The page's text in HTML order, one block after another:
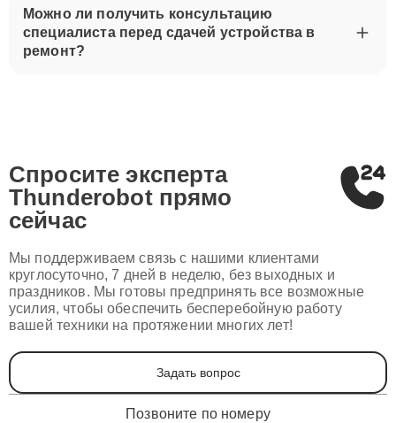
Можно ли получить консультацию
специалиста перед сдачей устройства в
ремонт?
Спросите эксперта
Thunderobot прямо
сейчас
Мы поддерживаем связь с нашими клиентами
круглосуточно, 7 дней в неделю, без выходных и
праздников. Мы готовы предпринять все возможные
усилия, чтобы обеспечить бесперебойную работу
вашей техники на протяжении многих лет!
Задать вопрос
Позвоните по номеру